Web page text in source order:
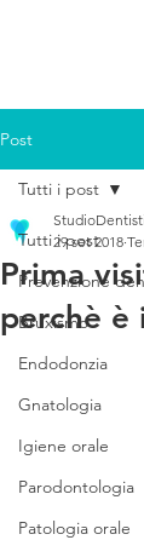
Post
Tutti i post
Prevenzione
Bruxismo
Endodonzia
Gnatologia
Igiene orale
Parodontologia
Patologia orale
Tutti i post
Prima
perchè è
29 set 2018